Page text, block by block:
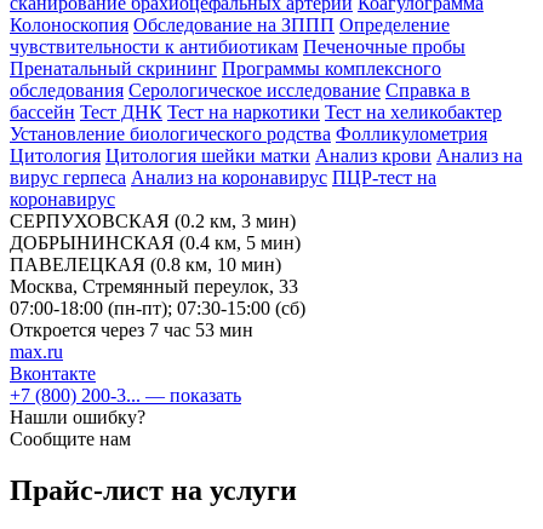
Колоноскопия Обследование на ЗППП Определение
чувствительности к антибиотикам Печеночные пробы
Пренатальный скрининг Программы комплексного
обследования Серологическое исследование Справка в
бассейн Тест ДНК Тест на наркотики Тест на хеликобактер
Установление биологического родства Фолликулометрия
Цитология Цитология шейки матки Анализ крови Анализ на
вирус герпеса Анализ на коронавирус ПЦР-тест на
коронавирус
СЕРПУХОВСКАЯ (0.2 км, 3 мин)
ДОБРЫНИНСКАЯ (0.4 км, 5 мин)
ПАВЕЛЕЦКАЯ (0.8 км, 10 мин)
Москва, Стремянный переулок, 33
07:00-18:00 (пн-пт); 07:30-15:00 (сб)
Откроется через 7 час 53 мин
max.ru
Вконтакте
+7 (800) 200-3... — показать
Нашли ошибку?
Сообщите нам
Прайс-лист на услуги